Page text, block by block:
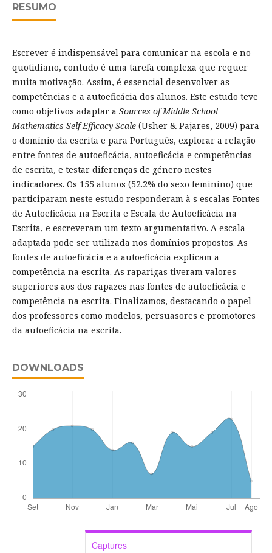
RESUMO
Escrever é indispensável para comunicar na escola e no
quotidiano, contudo é uma tarefa complexa que requer
muita motivação. Assim, é essencial desenvolver as
competências e a autoeficácia dos alunos. Este estudo teve
como objetivos adaptar a Sources of Middle School
Mathematics Self-Efficacy Scale(Usher & Pajares, 2009) para
o domínio da escrita e para Português, explorar a relação
entre fontes de autoeficácia, autoeficácia e competências
de escrita, e testar diferenças de género nestes
indicadores. Os 155 alunos (52.2% do sexo feminino) que
participaram neste estudo responderam à s escalas Fontes
de Autoeficácia na Escrita e Escala de Autoeficácia na
Escrita, e escreveram um texto argumentativo. A escala
adaptada pode ser utilizada nos domínios propostos. As
fontes de autoeficácia e a autoeficácia explicam a
competência na escrita. As raparigas tiveram valores
superiores aos dos rapazes nas fontes de autoeficácia e
competência na escrita. Finalizamos, destacando o papel
dos professores como modelos, persuasores e promotores
da autoeficácia na escrita.
DOWNLOADS
Captures